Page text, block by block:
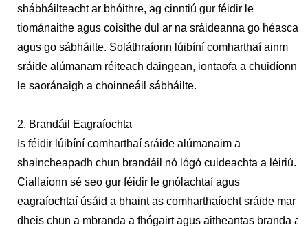
shábháilteacht ar bhóithre, ag cinntiú gur féidir le
tiománaithe agus coisithe dul ar na sráideanna go héasca
agus go sábháilte. Soláthraíonn lúibíní comharthaí ainm
sráide alúmanam réiteach daingean, iontaofa a chuidíonn
le saoránaigh a choinneáil sábháilte.
2. Brandáil Eagraíochta
Is féidir lúibíní comharthaí sráide alúmanaim a
shaincheapadh chun brandáil nó lógó cuideachta a léiriú.
Ciallaíonn sé seo gur féidir le gnólachtaí agus
eagraíochtaí úsáid a bhaint as comharthaíocht sráide mar
dheis chun a mbranda a fhógairt agus aitheantas branda a